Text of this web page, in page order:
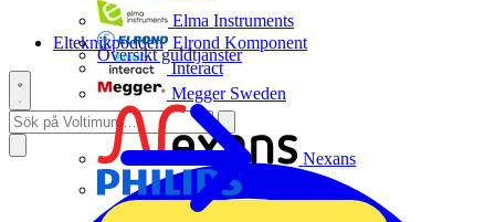
Elma Instruments
Elrond Komponent
Interact
Megger Sweden
Nexans
Översikt guldtjänster
Elteknikpodden